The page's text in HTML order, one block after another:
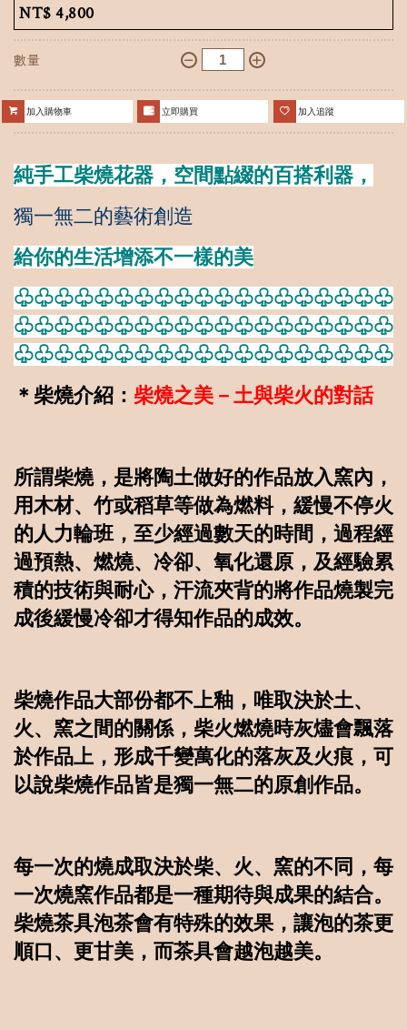
NT$ 4,800
數量
加入購物車 立即購買 加入追蹤
純手工柴燒花器，空間點綴的百搭利器，
獨一無二的藝術創造
給你的生活增添不一樣的美
♧♧♧♧♧♧♧♧♧♧♧♧♧♧♧♧♧♧♧
♧♧♧♧♧♧♧♧♧♧♧♧♧♧♧♧♧♧♧
♧♧♧♧♧♧♧♧♧♧♧♧♧♧♧♧♧♧♧
＊柴燒介紹： 柴燒之美－土與柴火的對話
所謂柴燒，是將陶土做好的作品放入窯內，
用木材、竹或稻草等做為燃料，緩慢不停火
的人力輪班，至少經過數天的時間，過程經
過預熱、燃燒、冷卻、氧化還原，及經驗累
積的技術與耐心，汗流夾背的將作品燒製完
成後緩慢冷卻才得知作品的成效。
柴燒作品大部份都不上釉，唯取決於土、
火、窯之間的關係，柴火燃燒時灰燼會飄落
於作品上，形成千變萬化的落灰及火痕，可
以說柴燒作品皆是獨一無二的原創作品。
每一次的燒成取決於柴、火、窯的不同，每
一次燒窯作品都是一種期待與成果的結合。
柴燒茶具泡茶會有特殊的效果，讓泡的茶更
順口、更甘美，而茶具會越泡越美。